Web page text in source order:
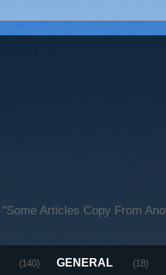
Articles Copy From
(140) GENERAL (18)